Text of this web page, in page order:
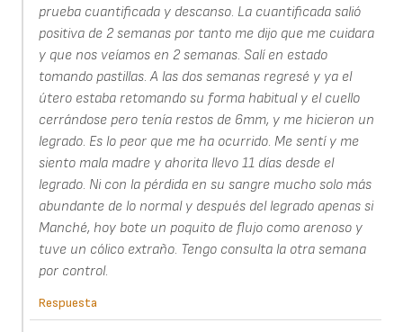
prueba cuantificada y descanso. La cuantificada salió
positiva de 2 semanas por tanto me dijo que me cuidara
y que nos veíamos en 2 semanas. Salí en estado
tomando pastillas. A las dos semanas regresé y ya el
útero estaba retomando su forma habitual y el cuello
cerrándose pero tenía restos de 6mm, y me hicieron un
legrado. Es lo peor que me ha ocurrido. Me sentí y me
siento mala madre y ahorita llevo 11 días desde el
legrado. Ni con la pérdida en su sangre mucho solo más
abundante de lo normal y después del legrado apenas si
Manché, hoy bote un poquito de flujo como arenoso y
tuve un cólico extraño. Tengo consulta la otra semana
por control.
Respuesta